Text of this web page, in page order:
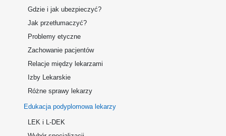
Gdzie i jak ubezpieczyć?
Jak przetłumaczyć?
Problemy etyczne
Zachowanie pacjentów
Relacje między lekarzami
Izby Lekarskie
Różne sprawy lekarzy
Edukacja podyplomowa lekarzy
LEK i L-DEK